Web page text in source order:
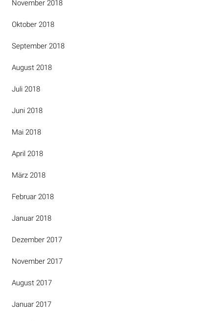
November 2018
Oktober 2018
September 2018
August 2018
Juli 2018
Juni 2018
Mai 2018
April 2018
März 2018
Februar 2018
Januar 2018
Dezember 2017
November 2017
August 2017
Januar 2017